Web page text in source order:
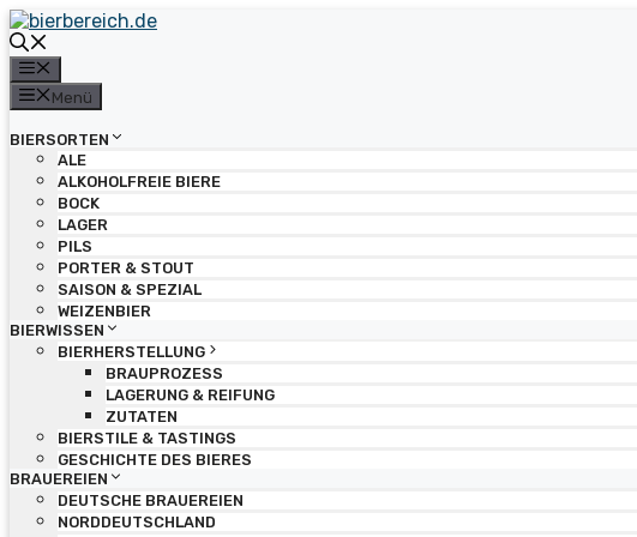
Zum
Inhalt
springen
Menü
BIERSORTEN
ALE
ALKOHOLFREIE BIERE
BOCK
LAGER
PILS
PORTER & STOUT
SAISON & SPEZIAL
WEIZENBIER
BIERWISSEN
BIERHERSTELLUNG
BRAUPROZESS
LAGERUNG & REIFUNG
ZUTATEN
BIERSTILE & TASTINGS
GESCHICHTE DES BIERES
BRAUEREIEN
DEUTSCHE BRAUEREIEN
NORDDEUTSCHLAND